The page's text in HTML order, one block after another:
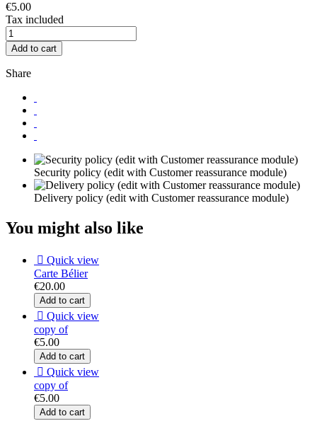
€5.00
Tax included
Add to cart
Share
Security policy (edit with Customer reassurance module)
Delivery policy (edit with Customer reassurance module)
You might also like
 Quick view
Carte Bélier
€20.00
Add to cart
 Quick view
copy of
€5.00
Add to cart
 Quick view
copy of
€5.00
Add to cart